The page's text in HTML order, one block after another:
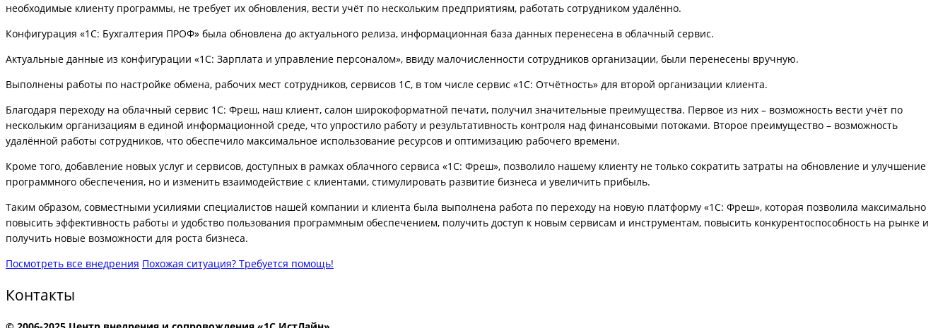
необходимые клиенту программы, не требует их обновления, вести учёт по нескольким предприятиям, работать сотрудником удалённо.
Конфигурация «1С: Бухгалтерия ПРОФ» была обновлена до актуального релиза, информационная база данных перенесена в облачный сервис.
Актуальные данные из конфигурации «1С: Зарплата и управление персоналом», ввиду малочисленности сотрудников организации, были перенесены вручную.
Выполнены работы по настройке обмена, рабочих мест сотрудников, сервисов 1С, в том числе сервис «1С: Отчётность» для второй организации клиента.
Благодаря переходу на облачный сервис 1С: Фреш, наш клиент, салон широкоформатной печати, получил значительные преимущества. Первое из них – возможность вести учёт по
нескольким организациям в единой информационной среде, что упростило работу и результативность контроля над финансовыми потоками. Второе преимущество – возможность
удалённой работы сотрудников, что обеспечило максимальное использование ресурсов и оптимизацию рабочего времени.
Кроме того, добавление новых услуг и сервисов, доступных в рамках облачного сервиса «1С: Фреш», позволило нашему клиенту не только сократить затраты на обновление и улучшение
программного обеспечения, но и изменить взаимодействие с клиентами, стимулировать развитие бизнеса и увеличить прибыль.
Таким образом, совместными усилиями специалистов нашей компании и клиента была выполнена работа по переходу на новую платформу «1С: Фреш», которая позволила максимально
повысить эффективность работы и удобство пользования программным обеспечением, получить доступ к новым сервисам и инструментам, повысить конкурентоспособность на рынке и
получить новые возможности для роста бизнеса.
Посмотреть все внедрения Похожая ситуация? Требуется помощь!
Контакты